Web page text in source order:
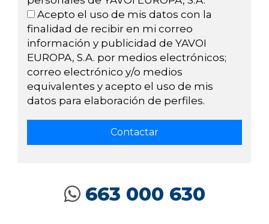
Acepto el uso de mis datos con la
finalidad de recibir en mi correo
información y publicidad de YAVOI
EUROPA, S.A. por medios electrónicos;
correo electrónico y/o medios
equivalentes y acepto el uso de mis
datos para elaboración de perfiles.
663 000 630